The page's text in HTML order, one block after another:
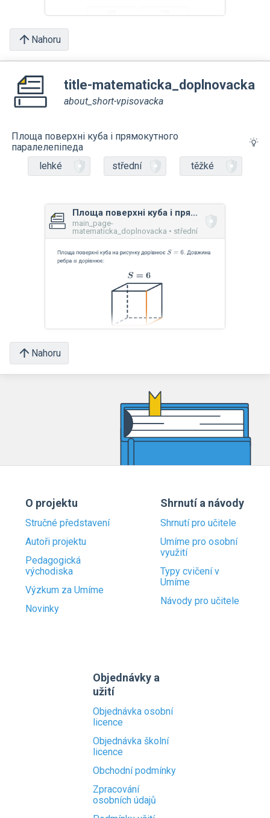
Nahoru
title-matematicka_doplnovacka
about_short-vpisovacka
Площа поверхні куба і прямокутного
паралелепіпеда
lehké
střední těžké
Площа поверхні куба і прямокутного паралелепіпеда
main_page-
matematicka_doplnovacka • střední
Nahoru
O projektu
Stručné představení
Autoři projektu
Pedagogická
východiska
Výzkum za Umíme
Novinky
Shrnutí a návody
Shrnutí pro učitele
Umíme pro osobní
využití
Typy cvičení v
Umíme
Návody pro učitele
Objednávky a
užití
Objednávka osobní
licence
Objednávka školní
licence
Obchodní podmínky
Zpracování
osobních údajů